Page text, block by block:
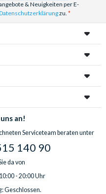
& Neuigkeiten per E-
zu.
an!
Serviceteam beraten unter
140 90
da von
- 20:00 Uhr
Geschlossen.